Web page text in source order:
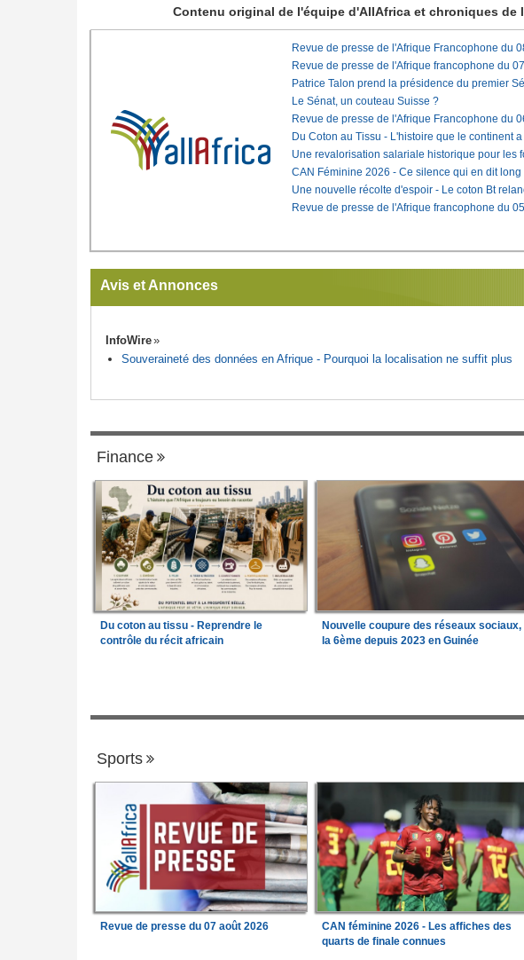
Contenu original de l'équipe d'AllAfrica et chroniques de
Revue de presse de l'Afrique Francophone du
Revue de presse de l'Afrique francophone du
Patrice Talon prend la présidence du premier
Le Sénat, un couteau Suisse ?
Revue de presse de l'Afrique Francophone du
Du Coton au Tissu - L'histoire que le continent
Une revalorisation salariale historique pour les
CAN Féminine 2026 - Ce silence qui en dit long
Une nouvelle récolte d'espoir - Le coton Bt
Revue de presse de l'Afrique francophone du
Avis et Annonces
InfoWire
Souveraineté des données en Afrique - Pourquoi la localisation ne suffit plus
Finance
Du coton au tissu - Reprendre le
contrôle du récit africain
Nouvelle coupure des réseaux sociaux,
la 6ème depuis 2023 en Guinée
Sports
Revue de presse du 07 août 2026
CAN féminine 2026 - Les affiches des
quarts de finale connues